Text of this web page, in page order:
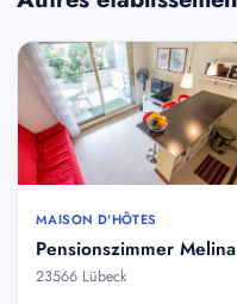
MAISON D'HÔTES
Pensionszimmer Melina
23566 Lübeck